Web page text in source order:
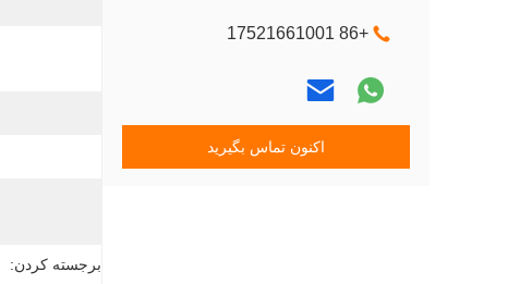
+86 17521661001
اکنون تماس بگیرید
برجسته کردن: